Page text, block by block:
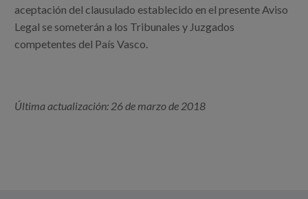
aceptación del clausulado establecido en el presente Aviso
Legal se someterán a los Tribunales y Juzgados
competentes del País Vasco.
Última actualización: 26 de marzo de 2018